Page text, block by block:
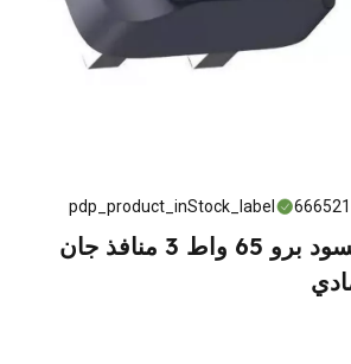
666521
pdp_product_inStock_label
شاحن سريع نيكسود برو 65 واط 3 منافذ جان